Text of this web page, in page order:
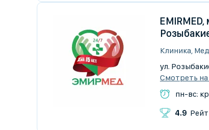
Клиника,
​ул.
Смотреть на
пн-вс:
4.9